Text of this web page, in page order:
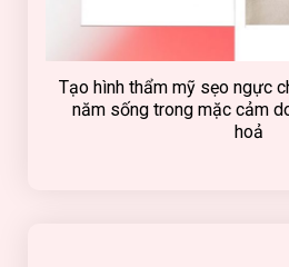
Tạo hình thẩm mỹ sẹo ngực
năm sống trong mặc cảm
hoả